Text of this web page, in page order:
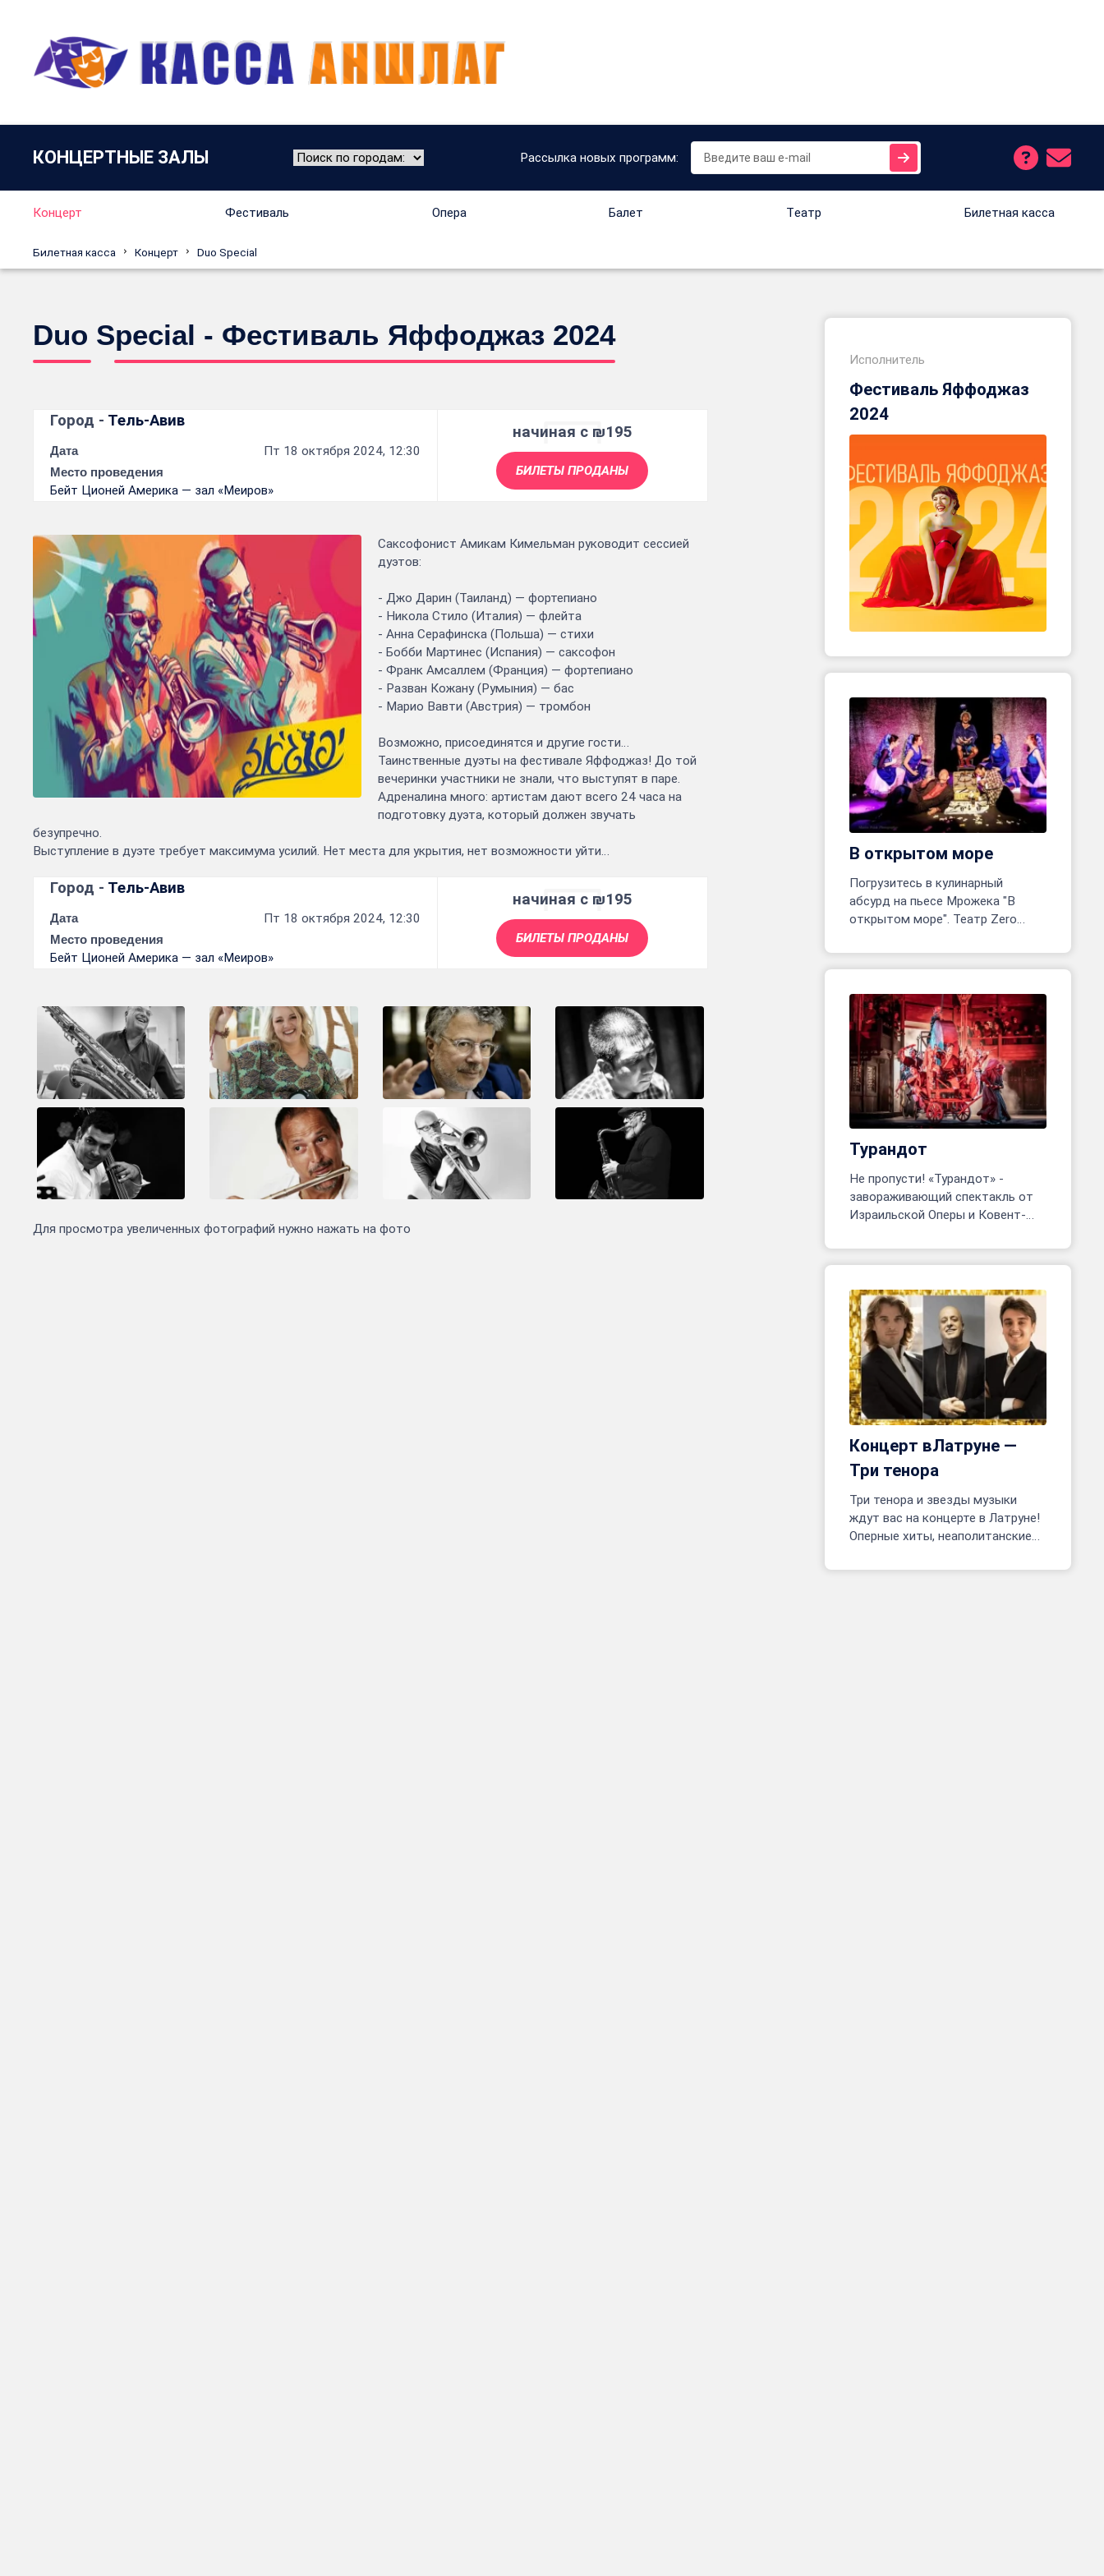
КОНЦЕРТНЫЕ ЗАЛЫ Рассылка новых программ:
Концерт Фестиваль Опера Балет Tеатр Билетная касса
Билетная касса Концерт Duo Special
Duo Special - Фестиваль Яффоджаз 2024
Город - Тель-Авив
Дата Пт 18 октября 2024, 12:30
Место проведения
Бейт Ционей Америка — зал «Меиров»
начиная с ₪195
БИЛЕТЫ ПРОДАНЫ
Саксофонист Амикам Кимельман руководит сессией
дуэтов:
- Джо Дарин (Таиланд) — фортепиано
- Никола Стило (Италия) — флейта
- Анна Серафинска (Польша) — стихи
- Бобби Мартинес (Испания) — саксофон
- Франк Амсаллем (Франция) — фортепиано
- Разван Кожану (Румыния) — бас
- Марио Вавти (Австрия) — тромбон
Возможно, присоединятся и другие гости…
Таинственные дуэты на фестивале Яффоджаз! До той
вечеринки участники не знали, что выступят в паре.
Адреналина много: артистам дают всего 24 часа на
подготовку дуэта, который должен звучать
безупречно.
Выступление в дуэте требует максимума усилий. Нет места для укрытия, нет возможности уйти…
Город - Тель-Авив
Дата Пт 18 октября 2024, 12:30
Место проведения
Бейт Ционей Америка — зал «Меиров»
начиная с ₪195
БИЛЕТЫ ПРОДАНЫ
Для просмотра увеличенных фотографий нужно нажать на фото
Исполнитель
Фестиваль Яффоджаз
2024
В открытом море
Погрузитесь в кулинарный
абсурд на пьесе Мрожека "В
открытом море". Театр Zero
приключение! Реж. Марина
Белявцева, Олег Родовильский.
Турандот
Не пропусти! «Турандот» -
завораживающий спектакль от
Израильской Оперы и Ковент-
июля. Более 200 артистов на
сцене!
Концерт вЛатруне —
Три тенора
Три тенора и звезды музыки
ждут вас на концерте в Латруне!
Оперные хиты, неаполитанские